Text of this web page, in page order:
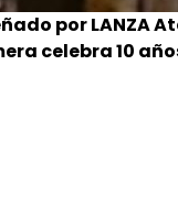
por LANZA
celebra 10